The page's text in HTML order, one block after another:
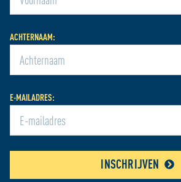
ACHTERNAAM:
E-MAILADRES:
INSCHRIJVEN